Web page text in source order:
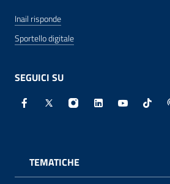
Inail risponde
Sportello digitale
SEGUICI SU
Facebook - Sito esterno -
X - Sito esterno -
Instagram - Sito
Linkedin - Sito
TEMATICHE